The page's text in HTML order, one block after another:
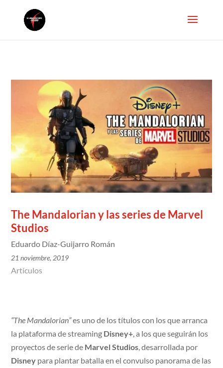
The Mandalorian y las series de Marvel
Studios
Eduardo Díaz-Guijarro Román
21 noviembre, 2019
Artículos
“The Mandalorian”es uno de los títulos con los que arranca
la plataforma de streaming Disney+ , a los que seguirán los
proyectos de serie de Marvel Studios , desarrollada por
Disney para plantar batalla en el convulso panorama de las